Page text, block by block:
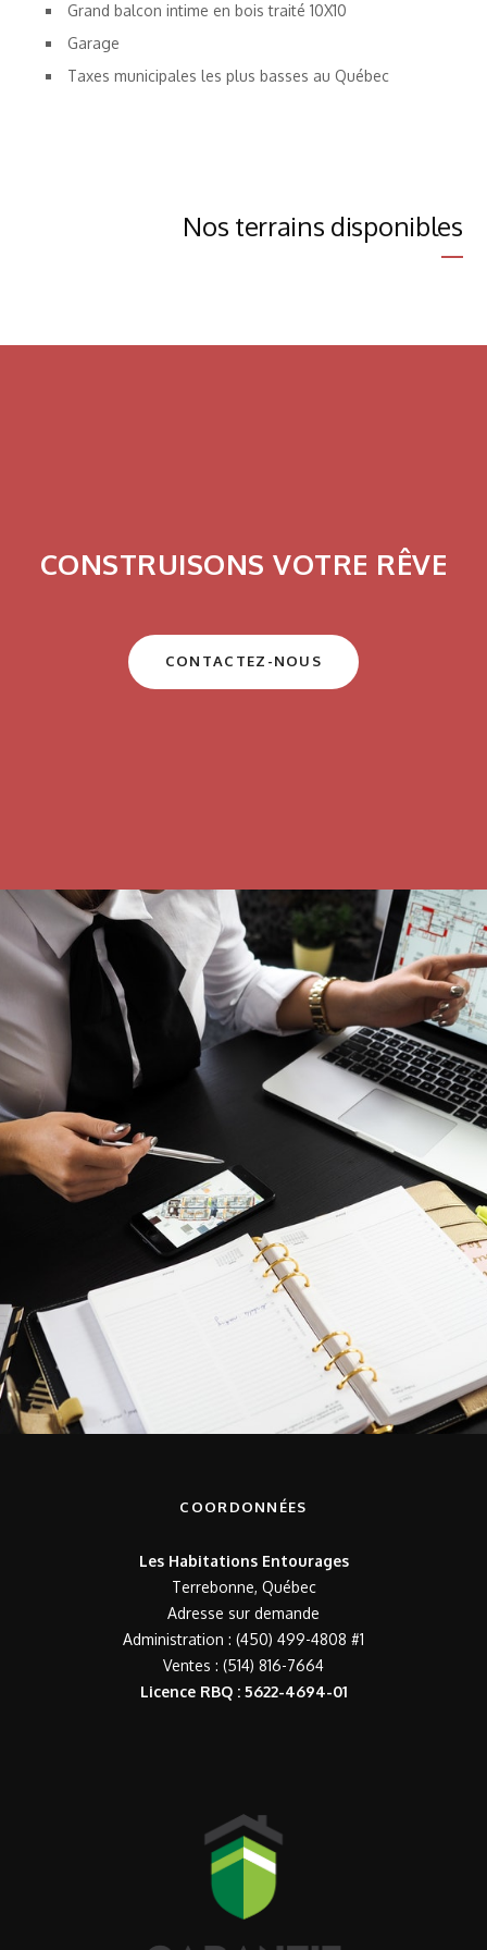
Grand balcon intime en bois traité 10X10
Garage
Taxes municipales les plus basses au Québec
Nos terrains disponibles
CONSTRUISONS VOTRE RÊVE
CONTACTEZ-NOUS
COORDONNÉES
Les Habitations Entourages
Terrebonne, Québec
Adresse sur demande
Administration : (450) 499-4808 #1
Ventes : (514) 816-7664
Licence RBQ : 5622-4694-01